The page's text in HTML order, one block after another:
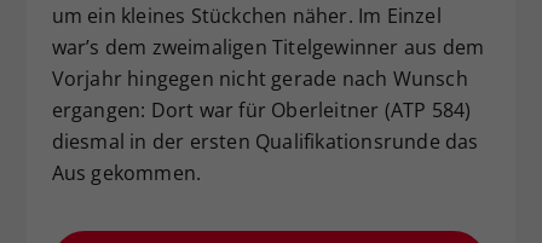
um ein kleines Stückchen näher. Im Einzel
war’s dem zweimaligen Titelgewinner aus dem
Vorjahr hingegen nicht gerade nach Wunsch
ergangen: Dort war für Oberleitner (ATP 584)
diesmal in der ersten Qualifikationsrunde das
Aus gekommen.